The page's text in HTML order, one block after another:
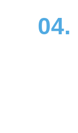
04.